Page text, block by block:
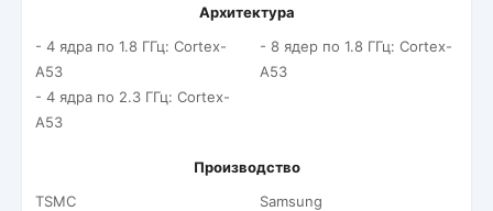
Архитектура
- 4 ядра по 1.8 ГГц: Cortex-
A53
- 4 ядра по 2.3 ГГц: Cortex-
A53
- 8 ядер по 1.8 ГГц: Cortex-
A53
Производство
TSMC
Samsung